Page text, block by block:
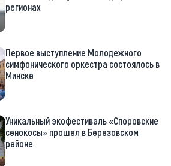
регионах
Первое выступление Молодежного
симфонического оркестра состоялось в
Минске
Уникальный экофестиваль «Споровские
сенокосы» прошел в Березовском
районе